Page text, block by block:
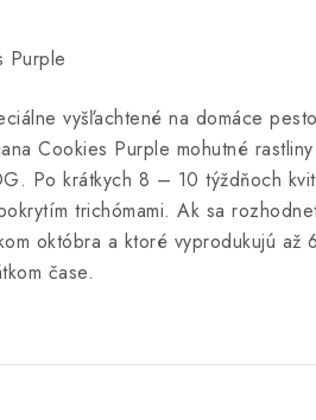
Purple
vyšľachtené na domáce
Cookies Purple mohutné
Po krátkych 8 – 10 týždňoch
trichómami. Ak sa
októbra a ktoré vyprodukujú
čase.